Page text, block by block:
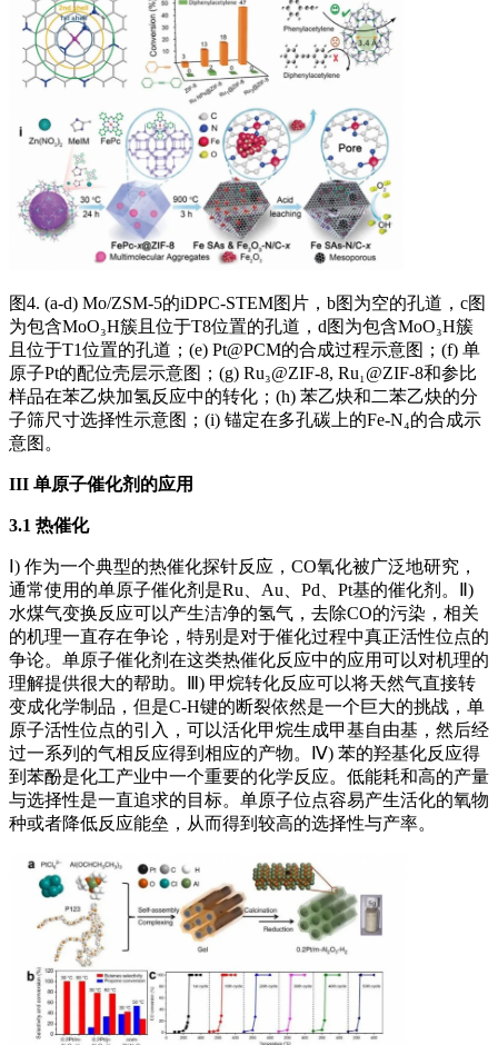
图4. (a-d) Mo/ZSM-5的iDPC-STEM图片，b图为空的孔道，c图
为包含MoO₃H簇且位于T8位置的孔道，d图为包含MoO₃H簇
且位于T1位置的孔道；(e) Pt@PCM的合成过程示意图；(f) 单
原子Pt的配位壳层示意图；(g) Ru₃@ZIF-8, Ru₁@ZIF-8和参比
样品在苯乙炔加氢反应中的转化；(h) 苯乙炔和二苯乙炔的分
子筛尺寸选择性示意图；(i) 锚定在多孔碳上的Fe-N₄的合成示
意图。
III 单原子催化剂的应用
3.1 热催化
Ⅰ) 作为一个典型的热催化探针反应，CO氧化被广泛地研究，
通常使用的单原子催化剂是Ru、Au、Pd、Pt基的催化剂。Ⅱ)
水煤气变换反应可以产生洁净的氢气，去除CO的污染，相关
的机理一直存在争论，特别是对于催化过程中真正活性位点的
争论。单原子催化剂在这类热催化反应中的应用可以对机理的
理解提供很大的帮助。Ⅲ) 甲烷转化反应可以将天然气直接转
变成化学制品，但是C-H键的断裂依然是一个巨大的挑战，单
原子活性位点的引入，可以活化甲烷生成甲基自由基，然后经
过一系列的气相反应得到相应的产物。Ⅳ) 苯的羟基化反应得
到苯酚是化工产业中一个重要的化学反应。低能耗和高的产量
与选择性是一直追求的目标。单原子位点容易产生活化的氧物
种或者降低反应能垒，从而得到较高的选择性与产率。